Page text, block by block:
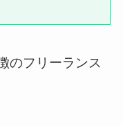
のフリーランス